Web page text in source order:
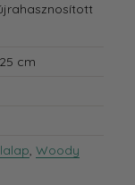
cm
, Woody